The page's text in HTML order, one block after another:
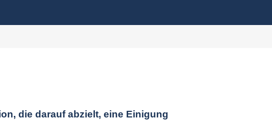
die darauf abzielt, eine Einigung